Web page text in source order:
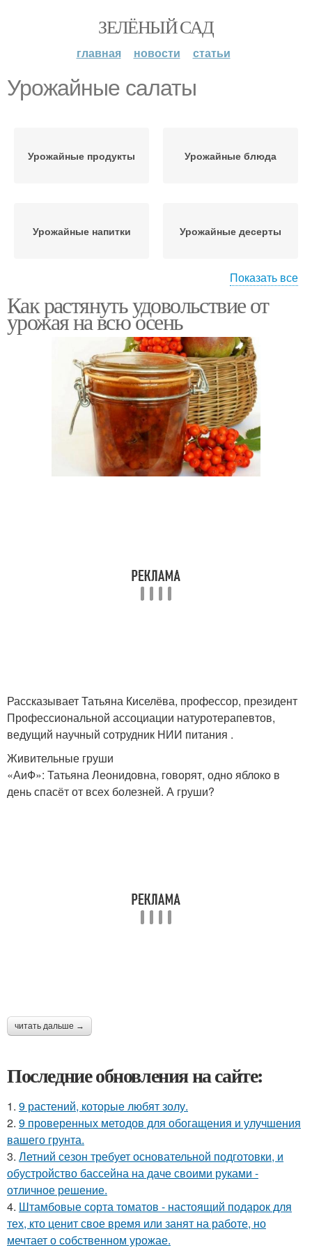
ЗЕЛЁНЫЙ САД
главная новости статьи
Урожайные салаты
Урожайные продукты Урожайные блюда
Урожайные напитки Урожайные десерты
продуктов
Фруктовый салат
Салат с мятным соусом
Показать все
Как растянуть удовольствие от
урожая на всю осень
Рассказывает Татьяна Киселёва, профессор, президент
Профессиональной ассоциации натуротерапевтов,
ведущий научный сотрудник НИИ питания .
Живительные груши
«АиФ»: Татьяна Леонидовна, говорят, одно яблоко в
день спасёт от всех болезней. А груши?
читать дальше →
Последние обновления на сайте:
1. 9 растений, которые любят золу.
2. 9 проверенных методов для обогащения и улучшения
вашего грунта.
3. Летний сезон требует основательной подготовки, и
обустройство бассейна на даче своими руками -
отличное решение.
4. Штамбовые сорта томатов - настоящий подарок для
тех, кто ценит свое время или занят на работе, но
мечтает о собственном урожае.